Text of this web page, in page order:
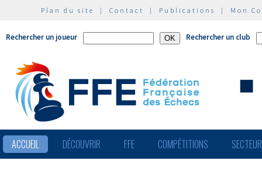
Plan du site | Contact | Publications | Mon
Rechercher un joueur Rechercher un club
ACCUEIL DÉCOUVRIR FFE COMPÉTITIONS